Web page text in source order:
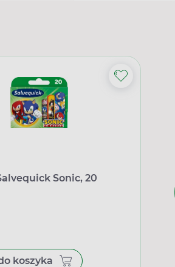
Sonic, 20
koszyka